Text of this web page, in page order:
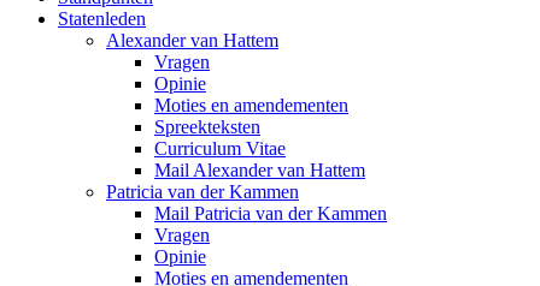
Statenleden
Alexander van Hattem
Vragen
Opinie
Moties en amendementen
Spreekteksten
Curriculum Vitae
Mail Alexander van Hattem
Patricia van der Kammen
Mail Patricia van der Kammen
Vragen
Opinie
Moties en amendementen